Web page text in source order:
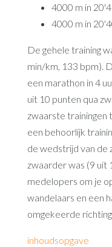
4000 m in
4000 m in
De gehele training
min/km, 133 bpm).
een marathon in 4
uit 10 punten qua
zwaarste trainingen
een behoorlijk
de wedstrijd van de
zwaarder was (9 uit
medelopers om je
wandelaars en een
omgekeerde
inhoudsopgave